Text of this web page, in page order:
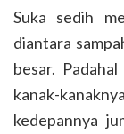
Suka sedih
diantara
besar.
kanak-
kedepannya